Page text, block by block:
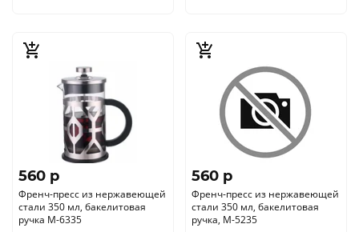
560 p
Френч-пресс из нержавеющей
стали 350 мл, бакелитовая
ручка М-6335
560 p
Френч-пресс из нержавеющей
стали 350 мл, бакелитовая
ручка, М-5235